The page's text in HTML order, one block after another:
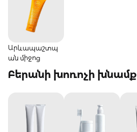
Արևապաշտպ
ան միջոց
Բերանի խոռոչի խնամք